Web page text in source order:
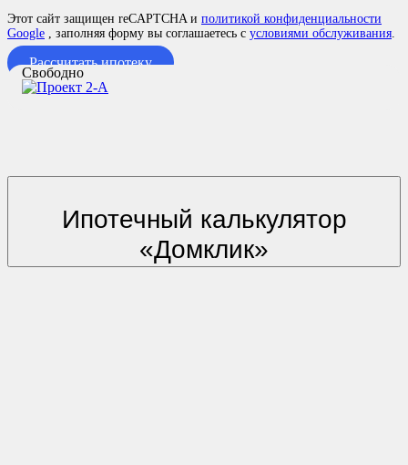
Этот сайт защищен reCAPTCHA и политикой конфиденциальности
Google , заполняя форму вы соглашаетесь с условиями обслуживания.
Рассчитать ипотеку
Свободно
Ипотечный калькулятор
«Домклик»